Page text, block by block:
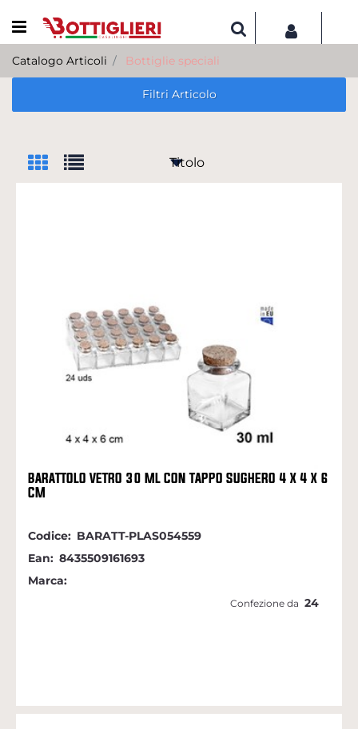
Open menu
Catalogo Articoli Bottiglie speciali
Filtri Articolo
BARATTOLO VETRO 30 ML CON TAPPO SUGHERO 4 X 4 X 6
CM
Codice: BARATT-PLAS054559
Ean: 8435509161693
Marca:
Confezione da 24